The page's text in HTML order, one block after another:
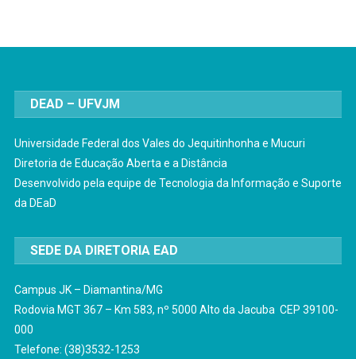
DEAD – UFVJM
Universidade Federal dos Vales do Jequitinhonha e Mucuri
Diretoria de Educação Aberta e a Distância
Desenvolvido pela equipe de Tecnologia da Informação e Suporte
da DEaD
SEDE DA DIRETORIA EAD
Campus JK – Diamantina/MG
Rodovia MGT 367 – Km 583, nº 5000 Alto da Jacuba CEP 39100-
000
Telefone: (38)3532-1253